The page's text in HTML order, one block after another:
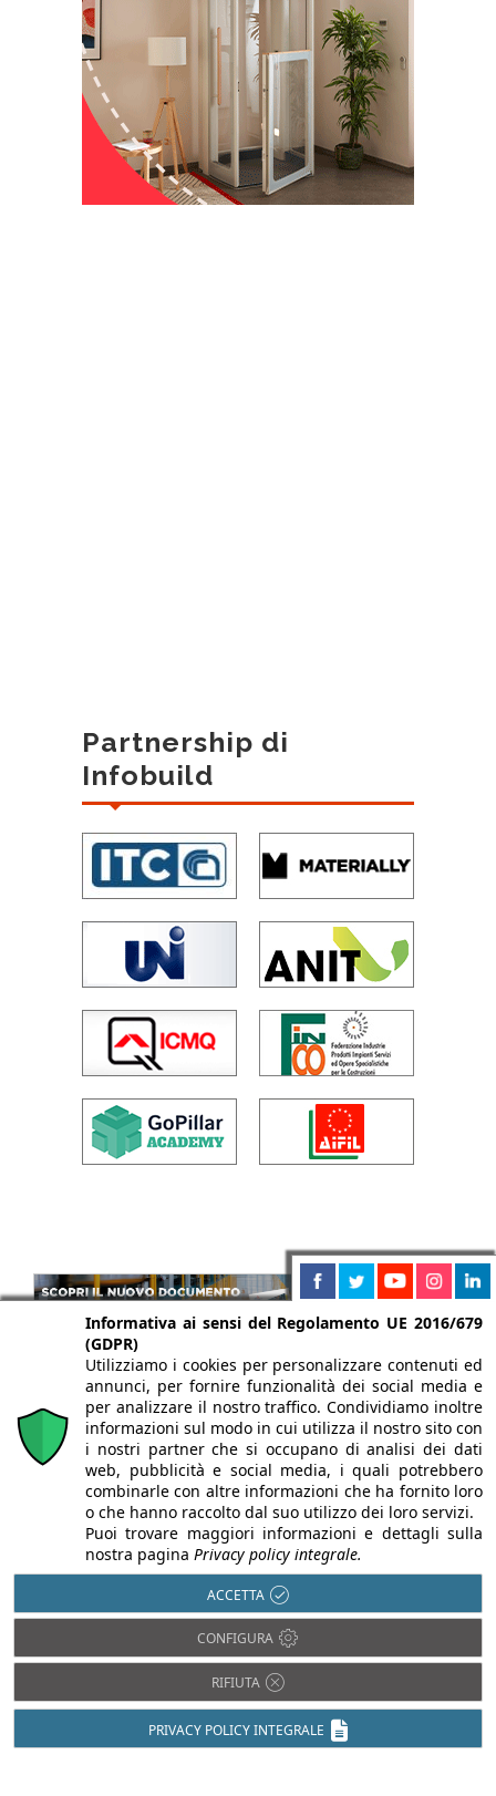
Partnership di
Infobuild
Per la tua pubblicità
newsletter
Informativa ai sensi del Regolamento UE 2016/679
(GDPR)
Utilizziamo i cookies per personalizzare contenuti ed
annunci, per fornire funzionalità dei social media e
per analizzare il nostro traffico. Condividiamo inoltre
informazioni sul modo in cui utilizza il nostro sito con
i nostri partner che si occupano di analisi dei dati
web, pubblicità e social media, i quali potrebbero
combinarle con altre informazioni che ha fornito loro
o che hanno raccolto dal suo utilizzo dei loro servizi.
Puoi trovare maggiori informazioni e dettagli sulla
nostra pagina Privacy policy integrale.
ACCETTA
CONFIGURA
RIFIUTA
PRIVACY POLICY INTEGRALE